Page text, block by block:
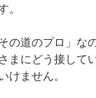
。
の道のプロ」な
まにどう接して
けません。